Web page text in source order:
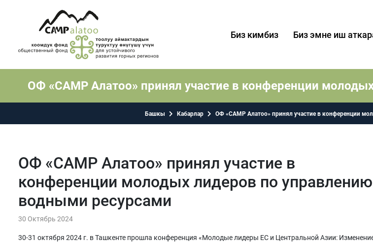
Биз кимбиз Биз эмне иш
ОФ «САМР Алатоо» принял участие в конференции
Башкы Кабарлар ОФ «САМР Алатоо» принял участие в конференции
ОФ «САМР Алатоо» принял участие в
конференции молодых лидеров по управлению
водными ресурсами
30 Октябрь 2024
30-31 октября 2024 г. в Ташкенте прошла конференция «Молодые лидеры ЕС и Центральной Азии: